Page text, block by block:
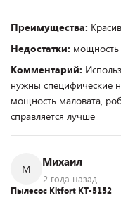
Преимущества:
Недостатки: мощность
Комментарий:
нужны специфические
мощность маловата,
справляется лучше
М
Михаил
2 года назад
Пылесос Kitfort КТ-5152